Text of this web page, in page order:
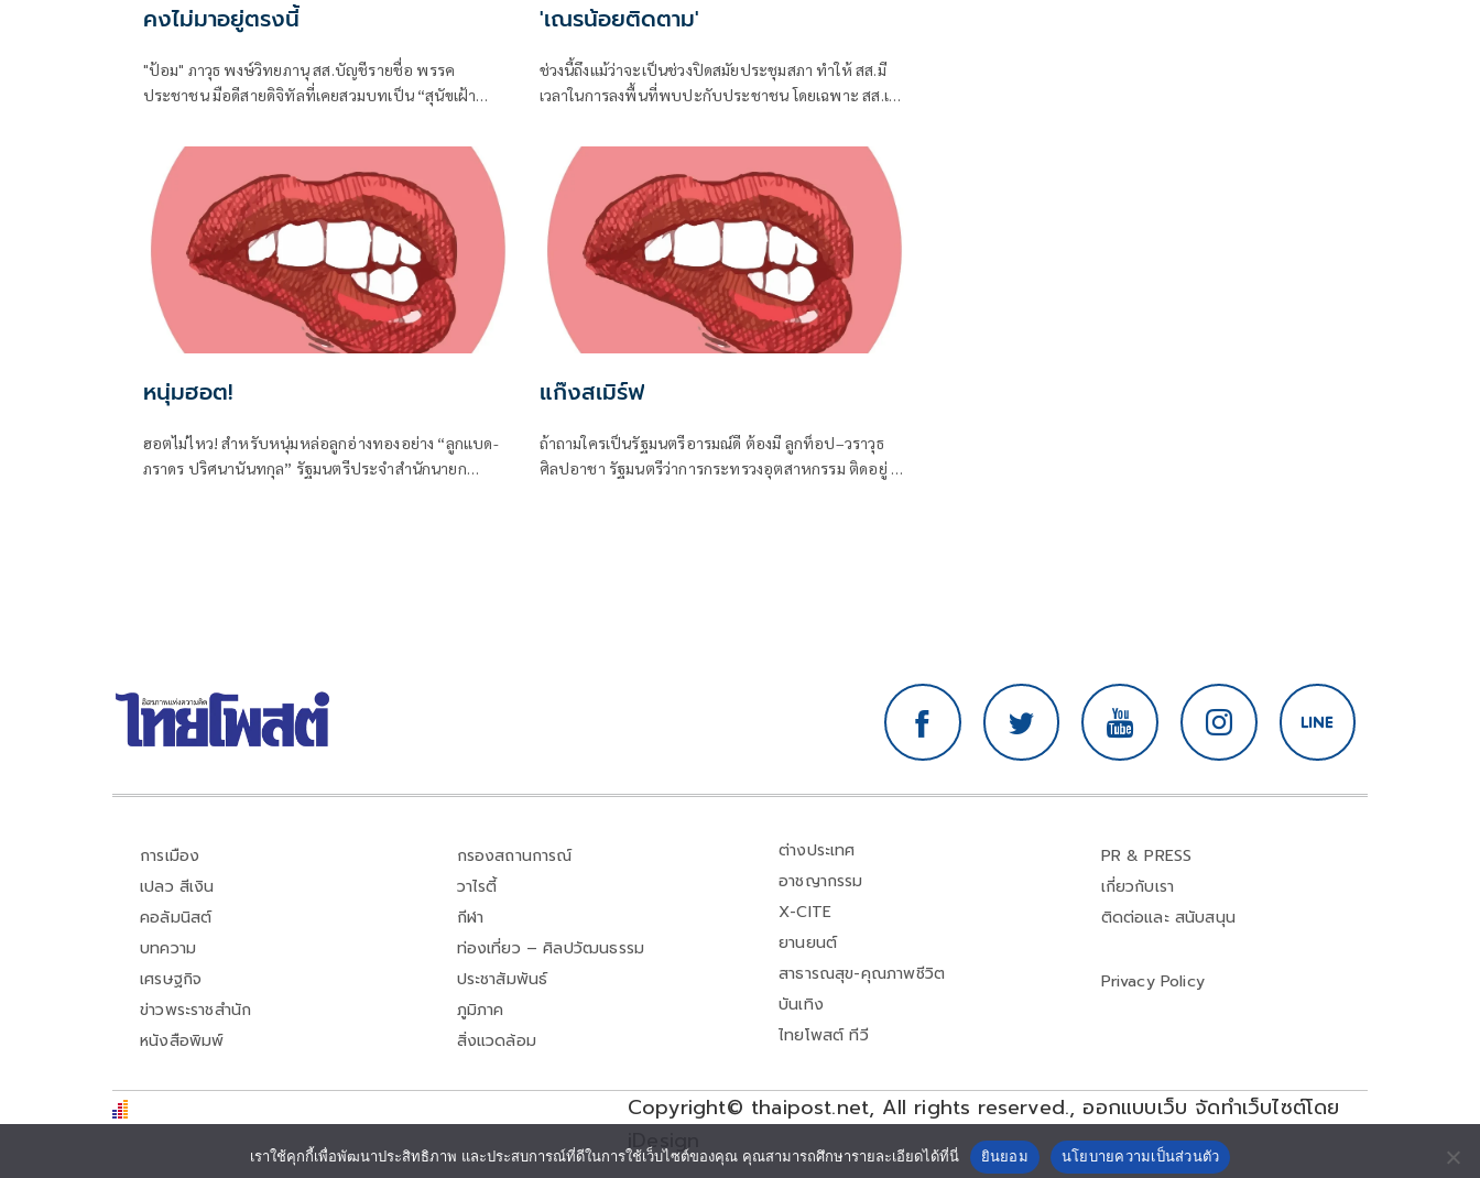
คงไม่มาอยู่ตรงนี้
"ป้อม" ภาวุธ พงษ์วิทยภานุ สส.บัญชีรายชื่อ พรรค
ประชาชน มือดีสายดิจิทัลที่เคยสวมบทเป็น “สุนัขเฝ้า
1,621 ล้านบาท ของกระทรวงดิจิทัลเพื่อเศรษฐกิจและ
สังคม (ดีอี)
'เณรน้อยติดตาม'
ช่วงนี้ถึงแม้ว่าจะเป็นช่วงปิดสมัยประชุมสภา ทำให้ สส.มี
เวลาในการลงพื้นที่พบปะกับประชาชน โดยเฉพาะ สส.เขต
การลงพื้นที่แก้ปัญหาในเขต
หนุ่มฮอต!
ฮอตไม่ไหว! สำหรับหนุ่มหล่อลูกอ่างทองอย่าง “ลูกแบด-
ภราดร ปริศนานันทกุล” รัฐมนตรีประจำสำนักนายก
แก๊งสเมิร์ฟ
ถ้าถามใครเป็นรัฐมนตรีอารมณ์ดี ต้องมี ลูกท็อป–วราวุธ
ศิลปอาชา รัฐมนตรีว่าการกระทรวงอุตสาหกรรม ติดอยู่ 1
การเมือง
เปลว สีเงิน
คอลัมนิสต์
บทความ
เศรษฐกิจ
ข่าวพระราชสำนัก
หนังสือพิมพ์
กรองสถานการณ์
วาไรตี้
กีฬา
ท่องเที่ยว – ศิลปวัฒนธรรม
ประชาสัมพันธ์
ภูมิภาค
สิ่งแวดล้อม
ต่างประเทศ
อาชญากรรม
X-CITE
ยานยนต์
สาธารณสุข-คุณภาพชีวิต
บันเทิง
ไทยโพสต์ ทีวี
PR & PRESS
เกี่ยวกับเรา
ติดต่อและ สนับสนุน
Privacy Policy
Copyright© thaipost.net, All rights reserved., ออกแบบเว็บ จัดทำเว็บไซต์โดย
iDesign
เราใช้คุกกี้เพื่อพัฒนาประสิทธิภาพ และประสบการณ์ที่ดีในการใช้เว็บไซต์ของคุณ คุณสามารถศึกษารายละเอียดได้ที่นี่ ยินยอม นโยบายความเป็นส่วนตัว